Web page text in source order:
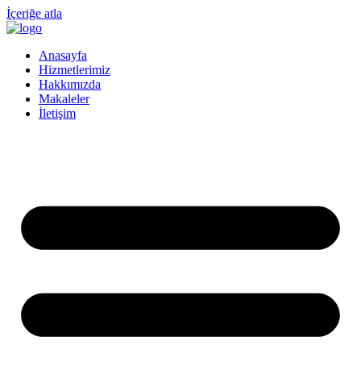
İçeriğe atla
Anasayfa
Hizmetlerimiz
Hakkımızda
Makaleler
İletişim